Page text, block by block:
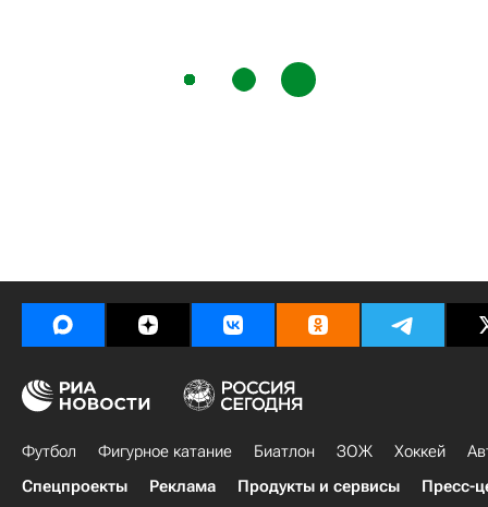
Футбол Фигурное катание Биатлон ЗОЖ Хоккей
Спецпроекты
Реклама Продукты и сервисы Пресс-